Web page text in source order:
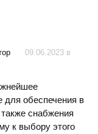
09.06.2023 в
для обеспечения в
снабжения
к выбору этого